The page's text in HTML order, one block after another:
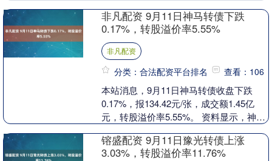
研究和文明....
非凡配资 9月11日神马转债下跌
0.17%，转股溢价率5.55%
非凡配资
分类：合法配资平台排名 查看：106
本站消息，9月11日神马转债收盘下跌
0.17%，报134.42元/张，成交额1.45亿
元，转股溢价率5.55%。 资料显示，神马
镕盛配资 9月11日豫光转债上涨
3.03%，转股溢价率11.76%